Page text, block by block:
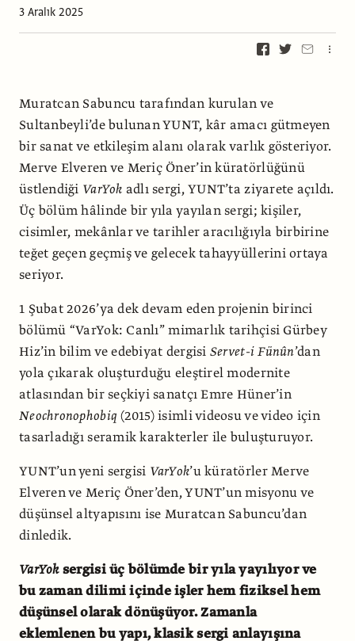
3 Aralık 2025
Muratcan Sabuncu tarafından kurulan ve
Sultanbeyli’de bulunan YUNT, kâr amacı gütmeyen
bir sanat ve etkileşim alanı olarak varlık gösteriyor.
Merve Elveren ve Meriç Öner’in küratörlüğünü
üstlendiği VarYok adlı sergi,YUNT’ta ziyarete açıldı.
Üç bölüm hâlinde bir yıla yayılan sergi; kişiler,
cisimler, mekânlar ve tarihler aracılığıyla birbirine
teğet geçen geçmiş ve gelecek tahayyüllerini ortaya
seriyor.
1 Şubat 2026’ya dek devam eden projenin birinci
bölümü “VarYok: Canlı”mimarlık tarihçisi Gürbey
Hiz’in bilim ve edebiyat dergisi Servet-i Fünûn’dan
yola çıkarak oluşturduğu eleştirel modernite
atlasından bir seçkiyi sanatçı Emre Hüner’in
Neochronophobiq (2015) isimli videosu ve video için
tasarladığı seramik karakterler ile buluşturuyor.
YUNT’un yeni sergisi VarYok’u küratörler Merve
Elveren ve Meriç Öner’den, YUNT’un misyonu ve
düşünsel altyapısını ise Muratcan Sabuncu’dan
dinledik.
VarYoksergisi üç bölümde bir yıla yayılıyor ve
bu zaman dilimi içinde işler hem fiziksel hem
düşünsel olarak dönüşüyor. Zamanla
eklemlenen bu yapı, klasik sergi anlayışına